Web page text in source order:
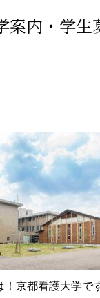
案内・学
京都看護大学で